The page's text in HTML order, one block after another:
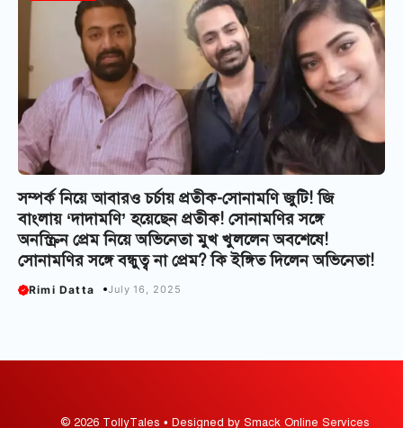
সম্পর্ক নিয়ে আবারও চর্চায় প্রতীক-সোনামণি জুটি! জি
বাংলায় ‘দাদামণি’ হয়েছেন প্রতীক! সোনামণির সঙ্গে
অনস্ক্রিন প্রেম নিয়ে অভিনেতা মুখ খুললেন অবশেষে!
সোনামণির সঙ্গে বন্ধুত্ব না প্রেম? কি ইঙ্গিত দিলেন অভিনেতা!
Rimi Datta July 16, 2025
© 2026 TollyTales • Designed by Smack Online Services